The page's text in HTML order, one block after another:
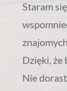
Staram
Dzięki, że
Nie